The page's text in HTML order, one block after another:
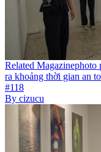
Related Magazinephoto
ra khoảng thời gian an
#118
By cizucu